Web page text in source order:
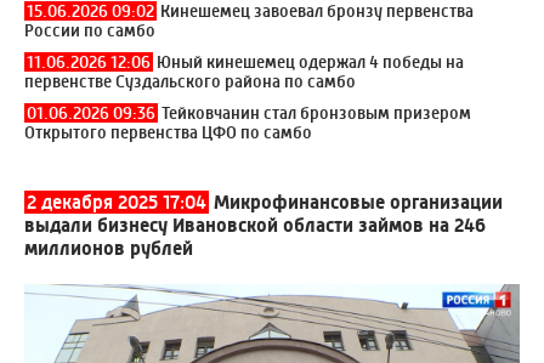
15.06.2026 09:02 Кинешемец завоевал бронзу первенства
России по самбо
11.06.2026 12:06 Юный кинешемец одержал 4 победы на
первенстве Суздальского района по самбо
01.06.2026 09:36 Тейковчанин стал бронзовым призером
Открытого первенства ЦФО по самбо
2 декабря 2025 17:04 Микрофинансовые организации
выдали бизнесу Ивановской области займов на 246
миллионов рублей